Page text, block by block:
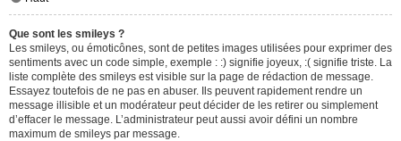
Que sont les smileys ?
Les smileys, ou émoticônes, sont de petites images utilisées pour exprimer des
sentiments avec un code simple, exemple : :) signifie joyeux, :( signifie triste. La
liste complète des smileys est visible sur la page de rédaction de message.
Essayez toutefois de ne pas en abuser. Ils peuvent rapidement rendre un
message illisible et un modérateur peut décider de les retirer ou simplement
d’effacer le message. L’administrateur peut aussi avoir défini un nombre
maximum de smileys par message.